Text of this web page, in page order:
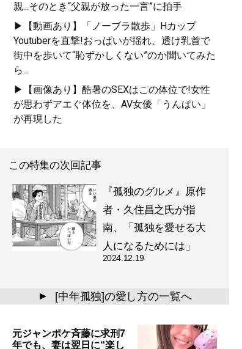
親...そのとき“父親が放った一言”に拍手
▶【動画あり】「ノーブラ散歩」Hカップ
Youtuberを直撃!おっぱいが揺れ、透け乳首で
街中を歩いて“恥ずかしくない”のか聞いてみた
ら...
▶【画像あり】酷暑のSEXはこの体位で!女性
が思わずアエぐ体位を、AV女優「うんぱい」
が再現した
この特集の次回記事
『孤独のグルメ』原作
者・久住昌之氏が指
南、「孤独を愛せる大
人になるためには」
2024.12.19
▲ [中年孤独]の愛し方の一覧へ
元ジャンポケ斉藤に求刑7
年でも、妻は翌日に“楽し